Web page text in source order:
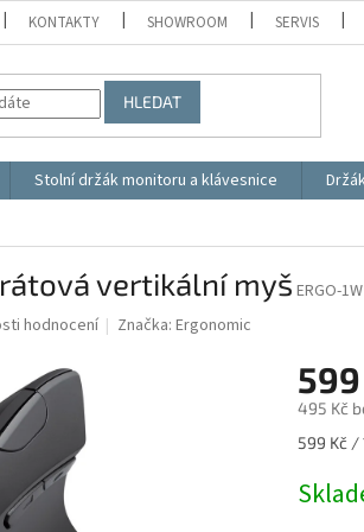
KONTAKTY SHOWROOM SERVIS
HLEDAT
Stolní držák monitoru a klávesnice
vertikální myš ERGO-1W
hodnocení Značka:Ergonomic
495 Kč
Měrná
599 Kč /